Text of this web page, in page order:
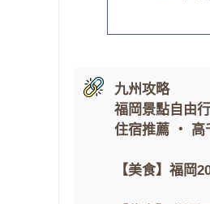
九州攻略
福岡景點自由
住宿推薦 ・ 高
【美食】 福岡